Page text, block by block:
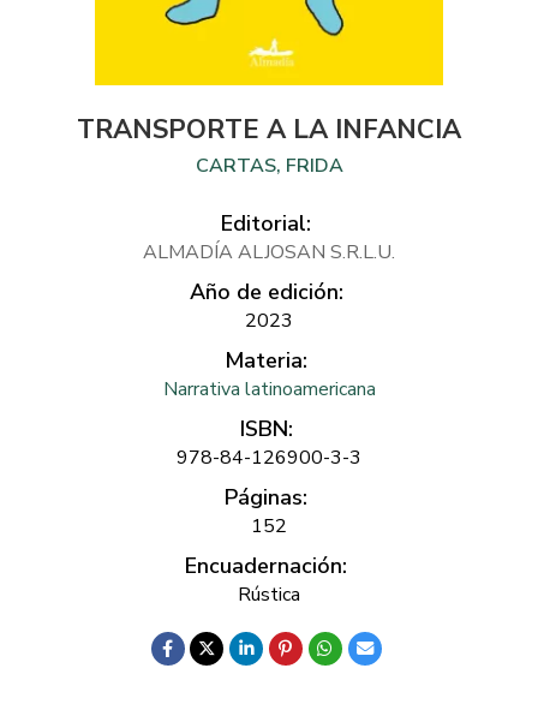
TRANSPORTE A LA INFANCIA
CARTAS, FRIDA
Editorial:
ALMADÍA ALJOSAN S.R.L.U.
Año de edición:
2023
Materia:
Narrativa latinoamericana
ISBN:
978-84-126900-3-3
Páginas:
152
Encuadernación:
Rústica